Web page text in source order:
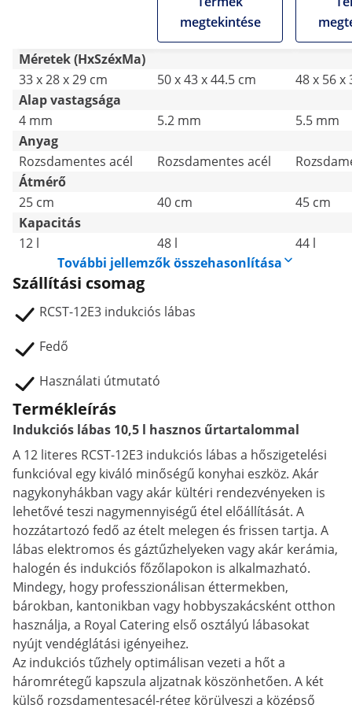
megtekintése
Méretek (HxSzéxMa)
33 x 28 x 29 cm
50 x 43 x 44.5 cm
48 x 56 x
Alap vastagsága
4 mm
5.2 mm
5.5 mm
Anyag
Rozsdamentes acél
Rozsdamentes acél
Átmérő
25 cm
40 cm
45 cm
Kapacitás
12 l
48 l
44 l
További jellemzők összehasonlítása
Szállítási csomag
RCST-12E3 indukciós lábas
Fedő
Használati útmutató
Termékleírás
Indukciós lábas 10,5 l hasznos űrtartalommal
A 12 literes RCST-12E3 indukciós lábas a hőszigetelési
funkcióval egy kiváló minőségű konyhai eszköz. Akár
nagykonyhákban vagy akár kültéri rendezvényeken is
lehetővé teszi nagymennyiségű étel előállítását. A
hozzátartozó fedő az ételt melegen és frissen tartja. A
lábas elektromos és gáztűzhelyeken vagy akár kerámia,
halogén és indukciós főzőlapokon is alkalmazható.
Mindegy, hogy professzionálisan éttermekben,
bárokban, kantonikban vagy hobbyszakácsként otthon
használja, a Royal Catering első osztályú lábasokat
nyújt vendéglátási igényeihez.
Az indukciós tűzhely optimálisan vezeti a hőt a
háromrétegű kapszula aljzatnak köszönhetően. A két
külső rozsdamentesacél-réteg körülveszi a középső